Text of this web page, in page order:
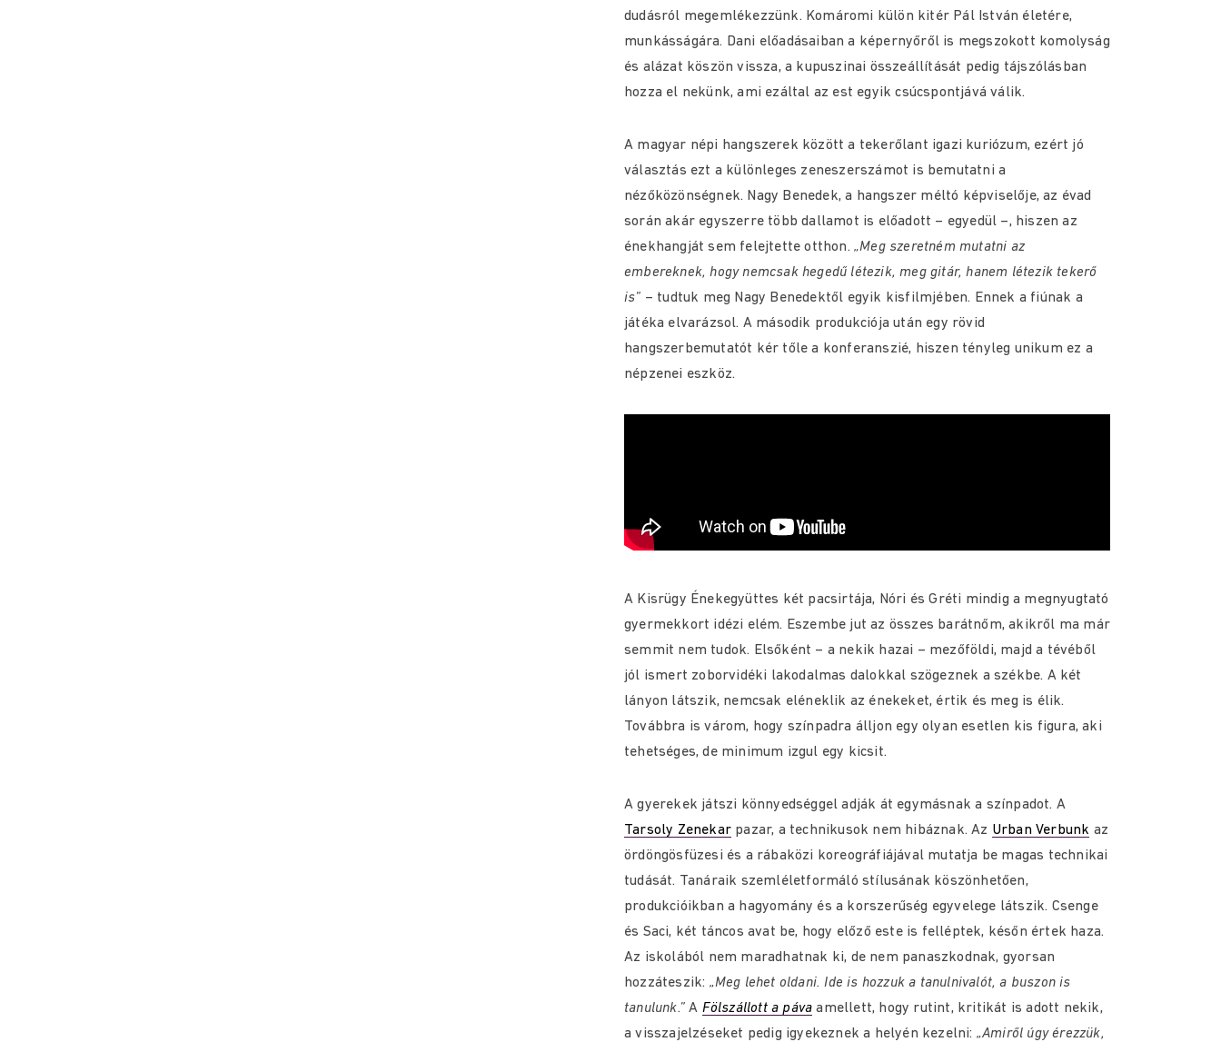
dudásról megemlékezzünk. Komáromi külön kitér Pál István életére,
munkásságára. Dani előadásaiban a képernyőről is megszokott komolyság
és alázat köszön vissza, a kupuszinai összeállítását pedig tájszólásban
hozza el nekünk, ami ezáltal az est egyik csúcspontjává válik.
A magyar népi hangszerek között a tekerőlant igazi kuriózum, ezért jó
választás ezt a különleges zeneszerszámot is bemutatni a
nézőközönségnek. Nagy Benedek, a hangszer méltó képviselője, az évad
során akár egyszerre több dallamot is előadott – egyedül –, hiszen az
énekhangját sem felejtette otthon. „Meg szeretném mutatni az
embereknek, hogy nemcsak hegedű létezik, meg gitár, hanem létezik tekerő
is” – tudtuk meg Nagy Benedektől egyik kisfilmjében. Ennek a fiúnak a
játéka elvarázsol. A második produkciója után egy rövid
hangszerbemutatót kér tőle a konferanszié, hiszen tényleg unikum ez a
népzenei eszköz.
A Kisrügy Énekegyüttes két pacsirtája, Nóri és Gréti mindig a megnyugtató
gyermekkort idézi elém. Eszembe jut az összes barátnőm, akikről ma már
semmit nem tudok. Elsőként – a nekik hazai – mezőföldi, majd a tévéből
jól ismert zoborvidéki lakodalmas dalokkal szögeznek a székbe. A két
lányon látszik, nemcsak eléneklik az énekeket, értik és meg is élik.
Továbbra is várom, hogy színpadra álljon egy olyan esetlen kis figura, aki
tehetséges, de minimum izgul egy kicsit.
A gyerekek játszi könnyedséggel adják át egymásnak a színpadot. A
Tarsoly Zenekar pazar, a technikusok nem hibáznak. Az Urban Verbunk az
ördöngösfüzesi és a rábaközi koreográfiájával mutatja be magas technikai
tudását. Tanáraik szemléletformáló stílusának köszönhetően,
produkcióikban a hagyomány és a korszerűség egyvelege látszik. Csenge
és Saci, két táncos avat be, hogy előző este is felléptek, későn értek haza.
Az iskolából nem maradhatnak ki, de nem panaszkodnak, gyorsan
hozzáteszik: „Meg lehet oldani. Ide is hozzuk a tanulnivalót, a buszon is
tanulunk.” A Fölszállott a páva amellett, hogy rutint, kritikát is adott nekik,
a visszajelzéseket pedig igyekeznek a helyén kezelni: „Amiről úgy érezzük,